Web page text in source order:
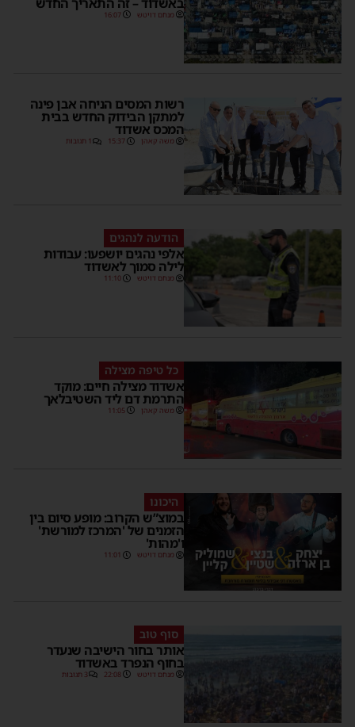
מנחם דויטש 16:07
רשות המסים הניחה אבן פינה
למתקן הבידוק החדש בבית
המכס אשדוד
משה קאהן 15:37 1 תגובות
הודעה לנהגים
אלפי נהגים יושפעו: עבודות
לילה סמוך לאשדוד
מנחם דויטש 11:10
כל טיפה מצילה
אשדוד מצילה חיים: מוקד
התרמת דם ליד השטיבלאך
משה קאהן 11:05
היכונו
במוצ”ש הקרוב: מופע סיום בין
הזמנים של 'המרכז למורשת'
ו'מהות'
מנחם דויטש 11:01
סוף טוב
אותר בחור הישיבה שנעדר
בחוף הנפרד באשדוד
מנחם דויטש 22:08 3 תגובות